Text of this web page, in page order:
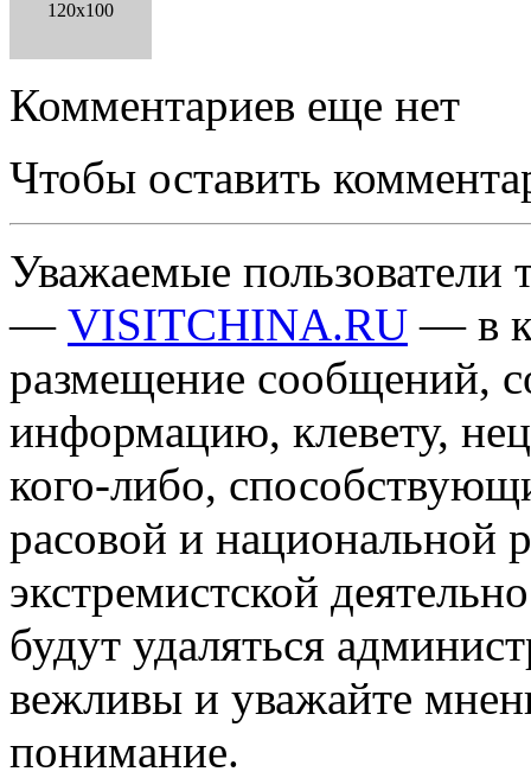
120x100
Комментариев еще нет
Чтобы оставить
Уважаемые пользователи
— VISITCHINA.RU — в
размещение сообщений,
информацию, клевету,
кого-либо,
расовой и национальной
экстремистской
будут удаляться
вежливы и уважайте
понимание.